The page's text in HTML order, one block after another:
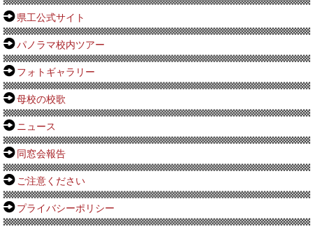
県工公式サイト
パノラマ校内ツアー
フォトギャラリー
母校の校歌
ニュース
同窓会報告
ご注意ください
プライバシーポリシー